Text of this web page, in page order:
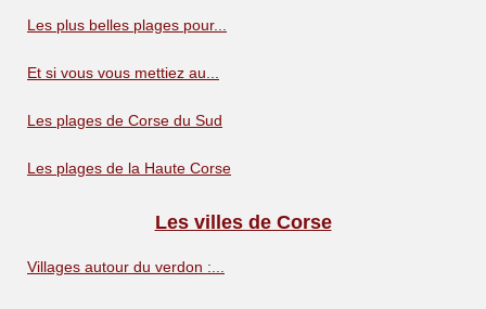
Les plus belles plages pour...
Et si vous vous mettiez au...
Les plages de Corse du Sud
Les plages de la Haute Corse
Les villes de Corse
Villages autour du verdon :...